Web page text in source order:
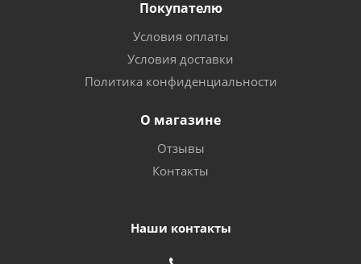
Покупателю
Условия оплаты
Условия доставки
Политика конфиденциальности
О магазине
Отзывы
Контакты
Наши контакты